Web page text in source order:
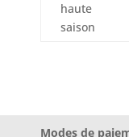
haute
saison
Modes de